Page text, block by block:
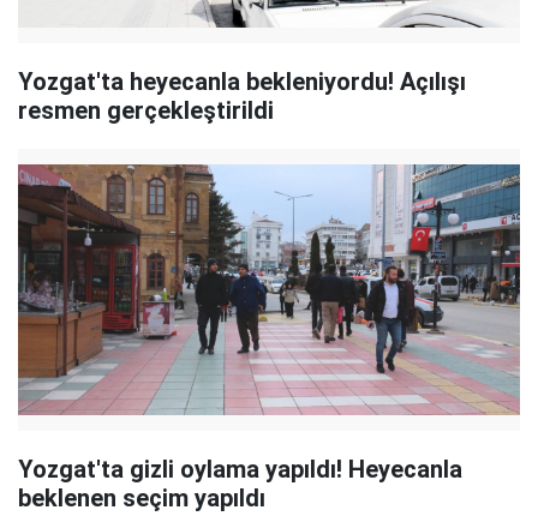
Yozgat'ta heyecanla bekleniyordu! Açılışı
resmen gerçekleştirildi
Yozgat'ta gizli oylama yapıldı! Heyecanla
beklenen seçim yapıldı